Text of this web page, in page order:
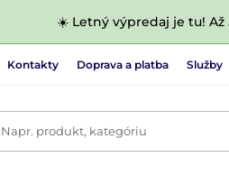
☀️ Letný výpredaj je tu! Až
Kontakty Doprava a platba Služby
Napr. produkt, kategóriu